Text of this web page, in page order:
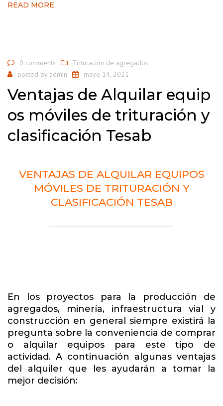
READ MORE
0 comments
Trituración de agregados
posted by admin mayo 14, 2021
Ventajas de Alquilar equip
os móviles de trituración y
clasificación Tesab
VENTAJAS DE ALQUILAR EQUIPOS
MÓVILES DE TRITURACIÓN Y
CLASIFICACIÓN TESAB
En los proyectos para la producción de
agregados, minería, infraestructura vial y
construcción en general siempre existirá la
pregunta sobre la conveniencia de comprar
o alquilar equipos para este tipo de
actividad. A continuación algunas ventajas
del alquiler que les ayudarán a tomar la
mejor decisión: